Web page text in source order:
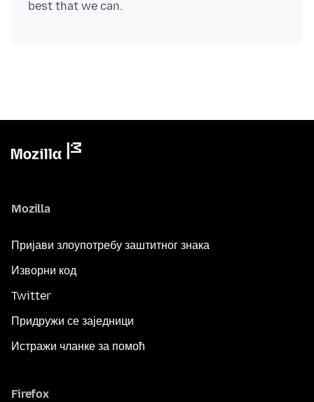
Mozilla
Пријави злоупотребу заштитног знака
Изворни код
Twitter
Придружи се заједници
Истражи чланке за помоћ
Firefox